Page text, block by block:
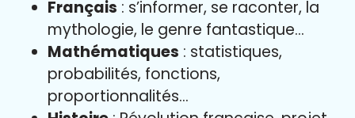
Français : s’informer, se raconter, la
mythologie, le genre fantastique…
Mathématiques : statistiques,
probabilités, fonctions,
proportionnalités…